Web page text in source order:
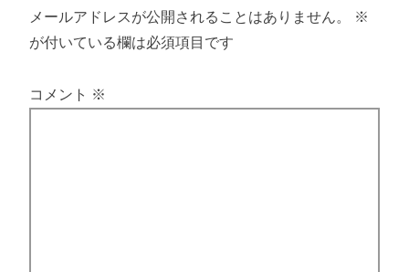
メールアドレスが公開されることはありません。
※
が付いている欄は必須項目です
コメント ※